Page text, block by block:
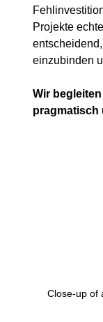
Projekte
einzubinden
Wir
pragmatisch
Close-up of